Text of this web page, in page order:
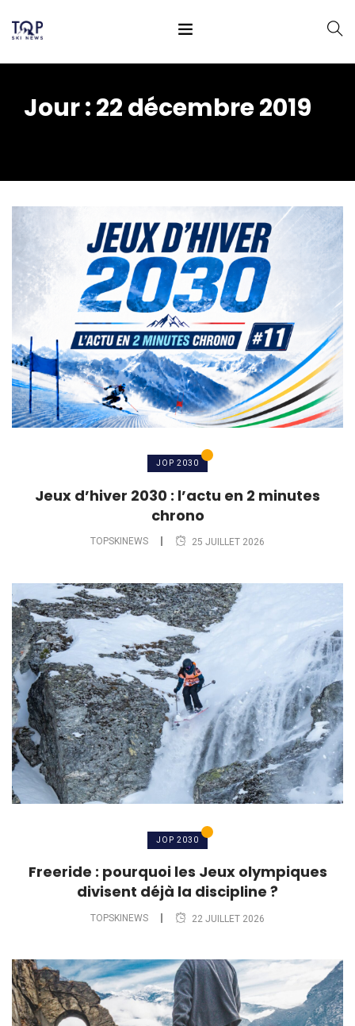
Jour :22 décembre 2019
JOP 2030
Jeux d’hiver 2030 : l’actu en 2 minutes
chrono
TOPSKINEWS 25 JUILLET 2026
JOP 2030
Freeride : pourquoi les Jeux olympiques
divisent déjà la discipline ?
TOPSKINEWS 22 JUILLET 2026